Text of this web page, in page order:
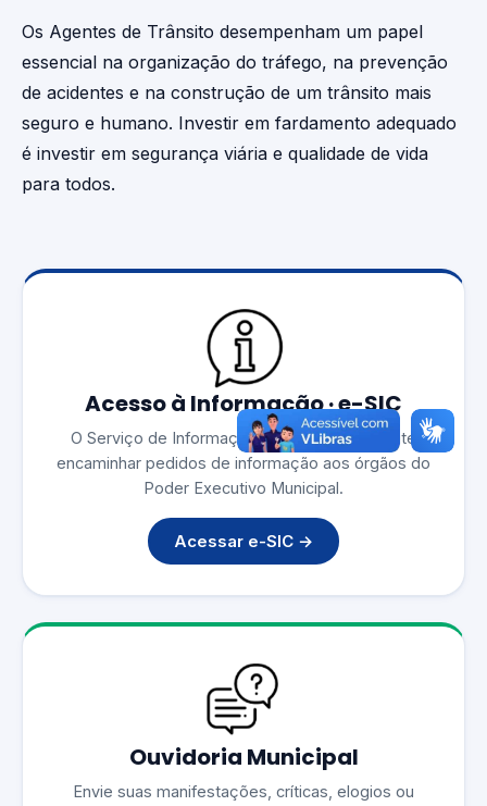
Os Agentes de Trânsito desempenham um papel
essencial na organização do tráfego, na prevenção
de acidentes e na construção de um trânsito mais
seguro e humano. Investir em fardamento adequado
é investir em segurança viária e qualidade de vida
para todos.
Acesso à Informação · e-SIC
O Serviço de Informações ao Cidadão permite
encaminhar pedidos de informação aos órgãos do
Poder Executivo Municipal.
Acessar e-SIC →
Ouvidoria Municipal
Envie suas manifestações, críticas, elogios ou